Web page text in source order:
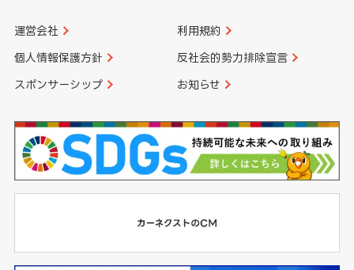
運営会社 利用規約
個人情報保護方針 反社会的勢力排除宣言
スポンサーシップ お知らせ